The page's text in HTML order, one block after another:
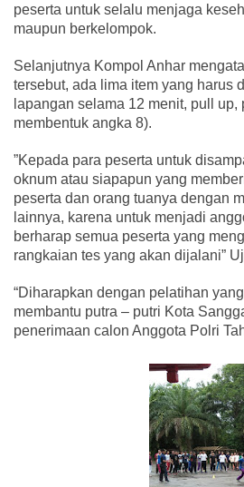
peserta untuk selalu menjaga
maupun berkelompok.
Selanjutnya Kompol Anhar
tersebut, ada lima item yang harus
lapangan selama 12 menit, pull
membentuk angka 8).
”Kepada para peserta untuk
oknum atau siapapun yang
peserta dan orang tuanya dengan
lainnya, karena untuk menjadi
berharap semua peserta yang
rangkaian tes yang akan dijalani”
“Diharapkan dengan pelatihan
membantu putra – putri Kota
penerimaan calon Anggota Polri